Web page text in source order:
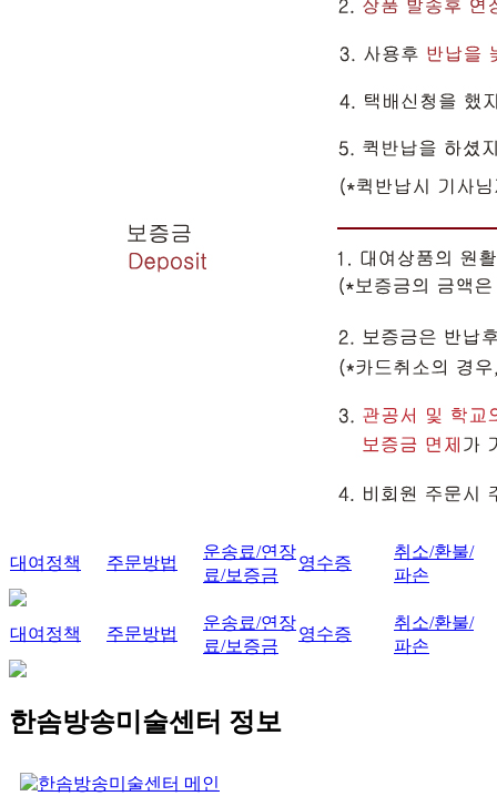
대여정책 주문방법
운송료/연장
료/보증금
영수증
취소/환불/
파손
대여정책 주문방법
운송료/연장
료/보증금
영수증
취소/환불/
파손
한솜방송미술센터 정보